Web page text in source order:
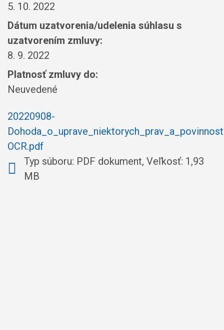
5. 10. 2022
Dátum uzatvorenia/udelenia súhlasu s
uzatvorením zmluvy:
8. 9. 2022
Platnosť zmluvy do:
Neuvedené
20220908-
OCR.pdf
Typ súboru: PDF dokument, Veľkosť: 1,93
MB